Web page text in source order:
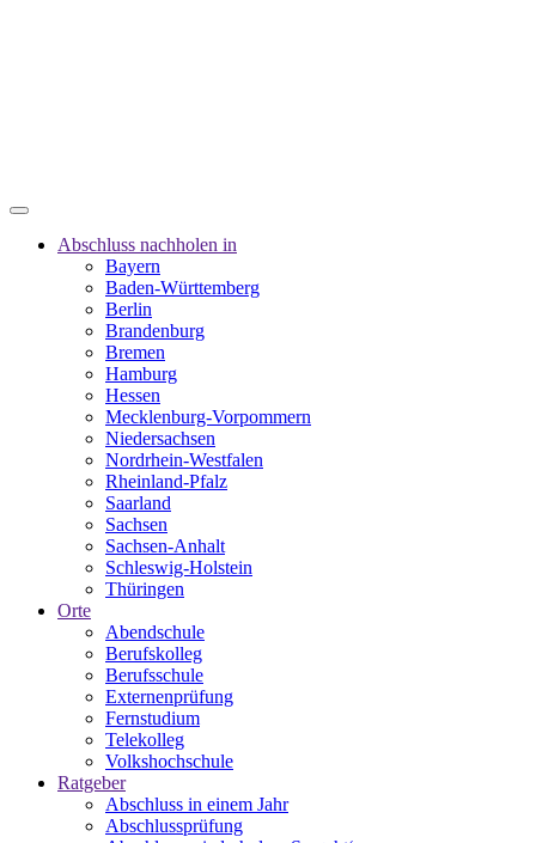
Abschluss nachholen in
Bayern
Baden-Württemberg
Berlin
Brandenburg
Bremen
Hamburg
Hessen
Mecklenburg-Vorpommern
Niedersachsen
Nordrhein-Westfalen
Rheinland-Pfalz
Saarland
Sachsen
Sachsen-Anhalt
Schleswig-Holstein
Thüringen
Orte
Abendschule
Berufskolleg
Berufsschule
Externenprüfung
Fernstudium
Telekolleg
Volkshochschule
Ratgeber
Abschluss in einem Jahr
Abschlussprüfung